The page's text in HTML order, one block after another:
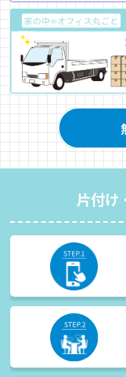
片付け